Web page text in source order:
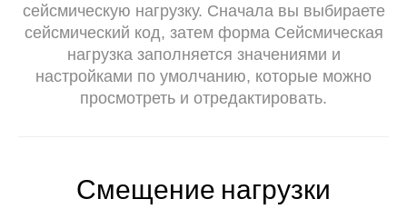
сейсмическую нагрузку. Сначала вы выбираете
сейсмический код, затем форма Сейсмическая
нагрузка заполняется значениями и
настройками по умолчанию, которые можно
просмотреть и отредактировать.
Смещение нагрузки